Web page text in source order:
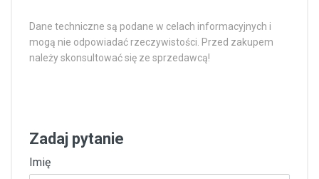
Dane techniczne są podane w celach informacyjnych i
mogą nie odpowiadać rzeczywistości. Przed zakupem
należy skonsultować się ze sprzedawcą!
Zadaj pytanie
Imię